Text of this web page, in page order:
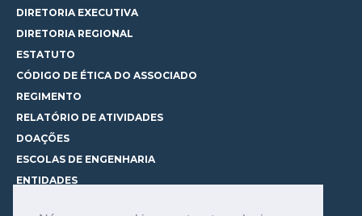
DIRETORIA EXECUTIVA
DIRETORIA REGIONAL
ESTATUTO
CÓDIGO DE ÉTICA DO ASSOCIADO
REGIMENTO
RELATÓRIO DE ATIVIDADES
DOAÇÕES
ESCOLAS DE ENGENHARIA
ENTIDADES